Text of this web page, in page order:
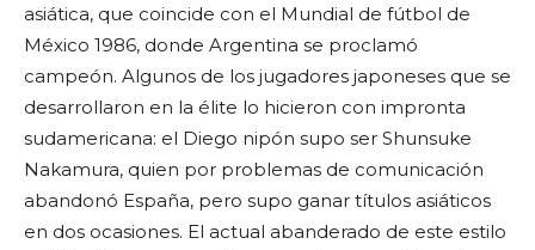
asiática, que coincide con el Mundial de fútbol de
México 1986, donde Argentina se proclamó
campeón. Algunos de los jugadores japoneses que se
desarrollaron en la élite lo hicieron con impronta
sudamericana: el Diego nipón supo ser Shunsuke
Nakamura, quien por problemas de comunicación
abandonó España, pero supo ganar títulos asiáticos
en dos ocasiones. El actual abanderado de este estilo